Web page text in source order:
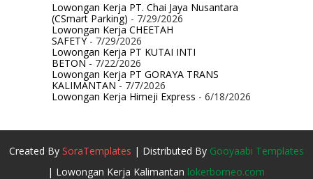
Lowongan Kerja PT. Chai Jaya Nusantara
(CSmart Parking) - 7/29/2026
Lowongan Kerja CHEETAH
SAFETY- 7/29/2026
Lowongan Kerja PT KUTAI INTI
BETON- 7/22/2026
Lowongan Kerja PT GORAYA TRANS
KALIMANTAN- 7/7/2026
Lowongan Kerja Himeji Express - 6/18/2026
Created By SoraTemplates | Distributed By Gooyaabi Templates
| Lowongan Kerja Kalimantan lokerborneo.com